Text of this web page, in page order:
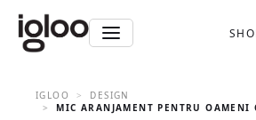
IGLOO
DESIGN
MIC ARANJAMENT PENTRU OAMENI